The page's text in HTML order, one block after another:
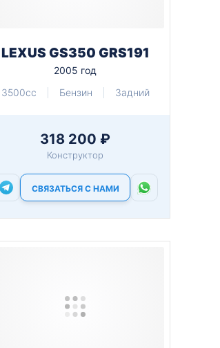
LEXUS GS350 GRS191
2005 год
3500cc
Бензин Задний
318 200 ₽
Конструктор
СВЯЗАТЬСЯ С НАМИ